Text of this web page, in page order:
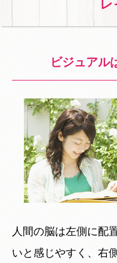
レ
ビジュアル
人間の脳は左側に配
いと感じやすく、右